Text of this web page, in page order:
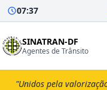
07:37
SINATRAN-DF
Agentes de Trânsito
"Unidos pela